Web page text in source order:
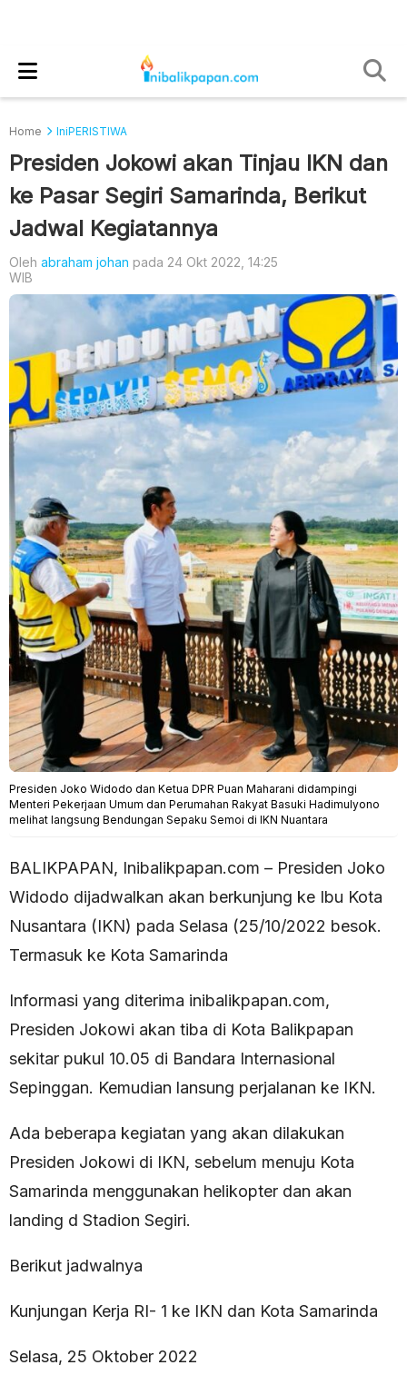
Home IniPERISTIWA
Presiden Jokowi akan Tinjau IKN dan
ke Pasar Segiri Samarinda, Berikut
Jadwal Kegiatannya
Oleh abraham johan pada 24 Okt 2022, 14:25
WIB
Presiden Joko Widodo dan Ketua DPR Puan Maharani didampingi
Menteri Pekerjaan Umum dan Perumahan Rakyat Basuki Hadimulyono
melihat langsung Bendungan Sepaku Semoi di IKN Nuantara
BALIKPAPAN, Inibalikpapan.com – Presiden Joko
Widodo dijadwalkan akan berkunjung ke Ibu Kota
Nusantara (IKN) pada Selasa (25/10/2022 besok.
Termasuk ke Kota Samarinda
Informasi yang diterima inibalikpapan.com,
Presiden Jokowi akan tiba di Kota Balikpapan
sekitar pukul 10.05 di Bandara Internasional
Sepinggan. Kemudian lansung perjalanan ke IKN.
Ada beberapa kegiatan yang akan dilakukan
Presiden Jokowi di IKN, sebelum menuju Kota
Samarinda menggunakan helikopter dan akan
landing d Stadion Segiri.
Berikut jadwalnya
Kunjungan Kerja RI- 1 ke IKN dan Kota Samarinda
Selasa, 25 Oktober 2022